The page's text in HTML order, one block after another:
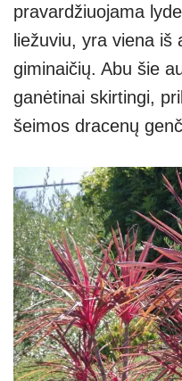
pravardžiuojama
liežuviu, yra viena iš
giminaičių. Abu šie
ganėtinai skirtingi,
šeimos dracenų